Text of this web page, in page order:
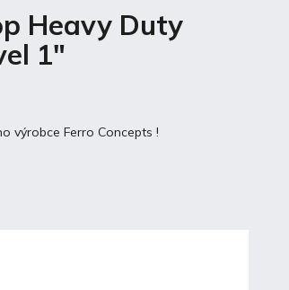
Heavy Duty
1"
výrobce Ferro Concepts !